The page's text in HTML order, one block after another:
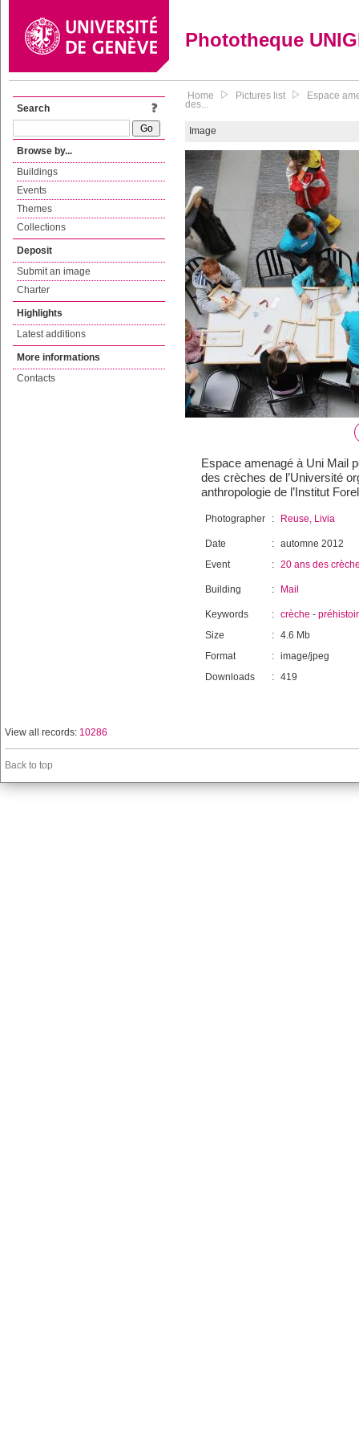
Phototheque
Search
Browse by...
Buildings
Events
Themes
Collections
Deposit
Submit an image
Charter
Highlights
Latest additions
More informations
Contacts
Home Pictures list Espace
des...
Image
Espace amenagé à Uni Mail
des crèches de l’Université
anthropologie de l’Institut
Photographer : Reuse, Livia
Date : automne 2012
Event
: 20 ans des
Building : Mail
Keywords : crèche -
Size
: 4.6 Mb
Format
: image/jpeg
Downloads
: 419
View all records: 10286
Back to top